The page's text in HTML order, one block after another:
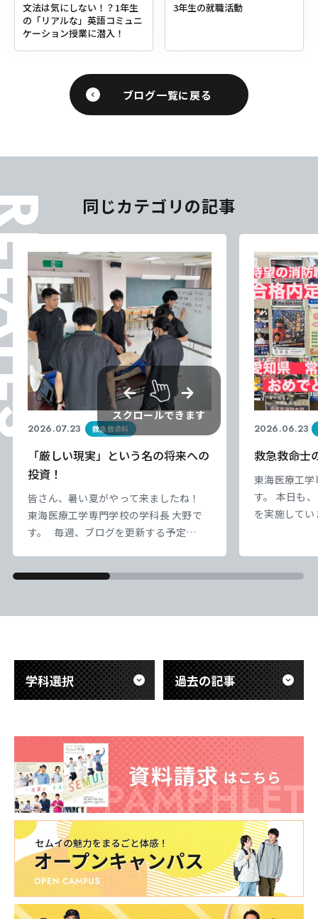
文法は気にしない！？1年生
の「リアルな」英語コミュニ
ケーション授業に潜入！
3年生の就職活動
ブログ一覧に戻る
同じカテゴリの記事
2026.07.23 救急救命科
「厳しい現実」という名の将来への
投資！
皆さん、暑い夏がやって来ましたね！
東海医療工学専門学校の学科長 大野で
す。 毎週、ブログを更新する予定
し訳ございません！ 現在、2年生は病院
研修」の真っ最中です。 この2週間で、
心肺
2026.06.23
救急救命士
東海医療工
す。 本日も
を実施して
の底上げが
味を実感で
ます
スクロールできます
学科選択 過去の記事
専門学校
専門学校
東海医療工学
専門学校
CLOSE
専門学校
専門学校
東海医療工学
専門学校
CLOSE
専門学校
専門学校
東海医療工学
専門学校
CLOSE
専門学校
専門学校
東海医療工学
専門学校
CLOSE